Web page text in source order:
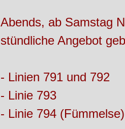
Abends, ab Samstag
stündliche Angebot
- Linien 791 und 792
- Linie 793
- Linie 794